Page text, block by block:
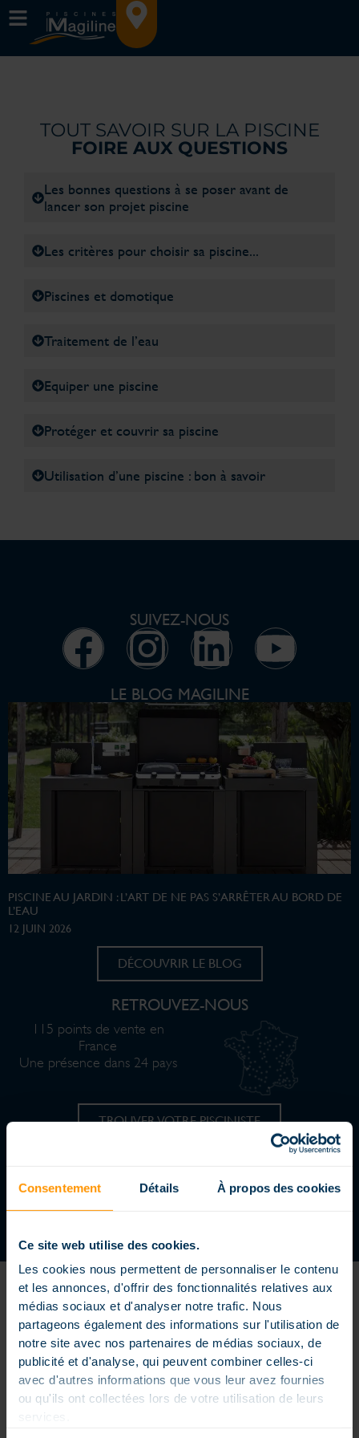
Consentement Détails À propos des cookies
Ce site web utilise des cookies.
Les cookies nous permettent de personnaliser le contenu
et les annonces, d'offrir des fonctionnalités relatives aux
médias sociaux et d'analyser notre trafic. Nous
partageons également des informations sur l'utilisation de
notre site avec nos partenaires de médias sociaux, de
publicité et d'analyse, qui peuvent combiner celles-ci
avec d'autres informations que vous leur avez fournies
ou qu'ils ont collectées lors de votre utilisation de leurs
services.
TOUT SAVOIR SUR LA PISCINE
FOIRE AUX QUESTIONS
Les bonnes questions à se poser avant de
lancer son projet piscine
Les critères pour choisir sa piscine...
Piscines et domotique
Traitement de l’eau
Equiper une piscine
Protéger et couvrir sa piscine
Utilisation d’une piscine : bon à savoir
SUIVEZ-NOUS
LE BLOG MAGILINE
PISCINE AU JARDIN : L’ART DE NE PAS S’ARRÊTER AU BORD DE
L’EAU
12 JUIN 2026
DÉCOUVRIR LE BLOG
RETROUVEZ-NOUS
115 points de vente en
France
Une présence dans 24 pays
TROUVER VOTRE PISCINISTE
REJOIGNEZ UN RÉSEAU DYNAMIQUE
Piscine enterrée extérieure ou intérieure, piscine petite dimension
ou extra large, formes carrés, rectangles ou arrondies, piscine à
débordement, couloir de nage… nos piscines sont conçues sur
mesure pour répondre à vos envies et vos contraintes, elles sont
personnalisées pour rendre votre bassin unique. Les piscines